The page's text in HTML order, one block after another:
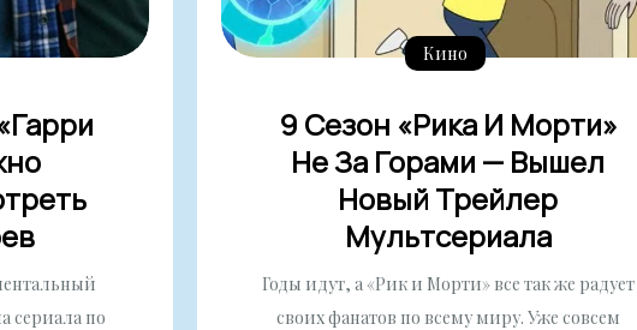
сериала по
Кино
9 Сезон «Рика И Морти»
Не За Горами — Вышел
Новый Трейлер
Мультсериала
Годы идут, а «Рик и Морти» все так же радует
своих фанатов по всему миру. Уже совсем